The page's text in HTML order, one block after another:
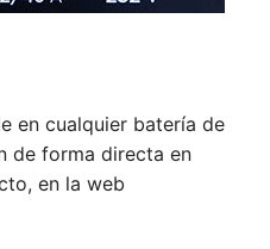
en cualquier batería de
de forma directa en
en la web